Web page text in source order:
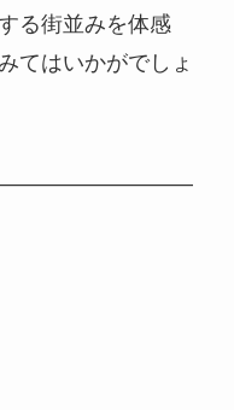
る街並みを体感
てはいかがでしょ